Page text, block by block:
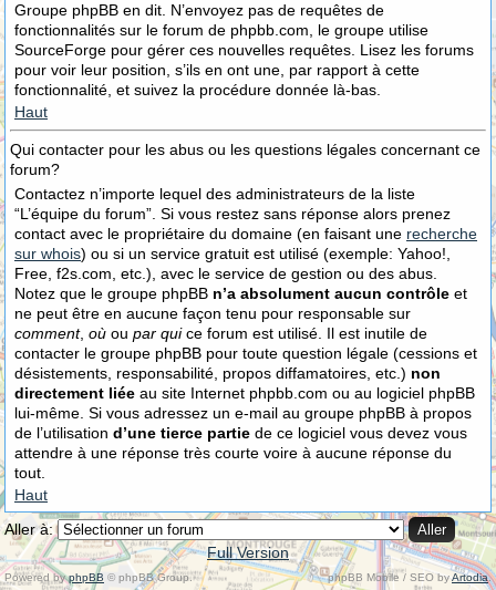
Groupe phpBB en dit. N’envoyez pas de requêtes de
fonctionnalités sur le forum de phpbb.com, le groupe utilise
SourceForge pour gérer ces nouvelles requêtes. Lisez les forums
pour voir leur position, s’ils en ont une, par rapport à cette
fonctionnalité, et suivez la procédure donnée là-bas.
Haut
Qui contacter pour les abus ou les questions légales concernant ce
forum?
Contactez n’importe lequel des administrateurs de la liste
“L’équipe du forum”. Si vous restez sans réponse alors prenez
contact avec le propriétaire du domaine (en faisant une recherche
sur whois) ou si un service gratuit est utilisé (exemple: Yahoo!,
Free, f2s.com, etc.), avec le service de gestion ou des abus.
Notez que le groupe phpBB n’a absolument aucun contrôle et
ne peut être en aucune façon tenu pour responsable sur
comment, où ou par quice forum est utilisé. Il est inutile de
contacter le groupe phpBB pour toute question légale (cessions et
désistements, responsabilité, propos diffamatoires, etc.) non
directement liée au site Internet phpbb.com ou au logiciel phpBB
lui-même. Si vous adressez un e-mail au groupe phpBB à propos
de l’utilisation d’une tierce partie de ce logiciel vous devez vous
attendre à une réponse très courte voire à aucune réponse du
tout.
Haut
Aller à:
Full Version
Powered byphpBB © phpBB Group. phpBB Mobile / SEO byArtodia.